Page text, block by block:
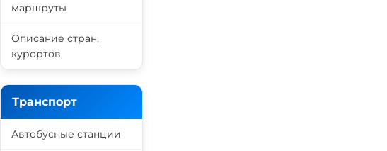
маршруты
Описание стран,
курортов
Транспорт
Автобусные станции